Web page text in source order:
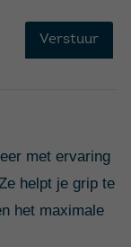
met ervaring
helpt je grip te
het maximale